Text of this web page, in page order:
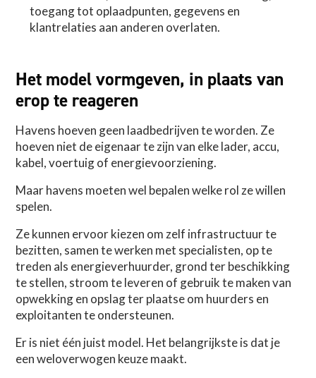
toegang tot oplaadpunten, gegevens en
klantrelaties aan anderen overlaten.
Het model vormgeven, in plaats van
erop te reageren
Havens hoeven geen laadbedrijven te worden. Ze
hoeven niet de eigenaar te zijn van elke lader, accu,
kabel, voertuig of energievoorziening.
Maar havens moeten wel bepalen welke rol ze willen
spelen.
Ze kunnen ervoor kiezen om zelf infrastructuur te
bezitten, samen te werken met specialisten, op te
treden als energieverhuurder, grond ter beschikking
te stellen, stroom te leveren of gebruik te maken van
opwekking en opslag ter plaatse om huurders en
exploitanten te ondersteunen.
Er is niet één juist model. Het belangrijkste is dat je
een weloverwogen keuze maakt.